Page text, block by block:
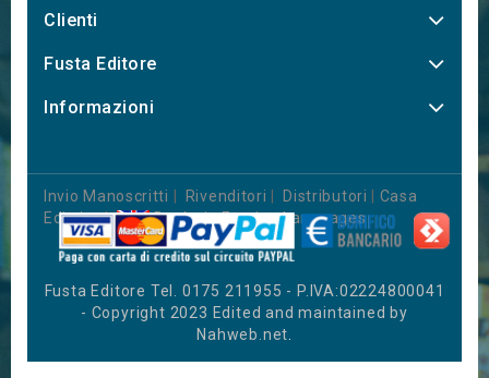
Clienti
Fusta Editore
Informazioni
Invio Manoscritti Rivenditori Distributori
Casa
Editrice| Books in Foreign Languages
Fusta Editore Tel. 0175 211955 - P.IVA:02224800041
- Copyright 2023 Edited and maintained by
Nahweb.net.